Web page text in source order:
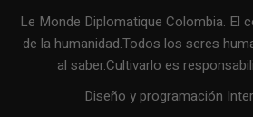
Le Monde Diplomatique Colombia. El
de la humanidad.Todos los seres
al saber.Cultivarlo es
Diseño y programación